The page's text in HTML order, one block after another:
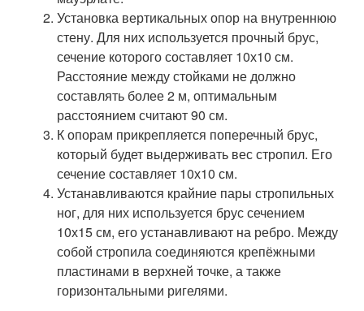
Установка вертикальных опор на внутреннюю
стену. Для них используется прочный брус,
сечение которого составляет 10х10 см.
Расстояние между стойками не должно
составлять более 2 м, оптимальным
расстоянием считают 90 см.
К опорам прикрепляется поперечный брус,
который будет выдерживать вес стропил. Его
сечение составляет 10х10 см.
Устанавливаются крайние пары стропильных
ног, для них используется брус сечением
10х15 см, его устанавливают на ребро. Между
собой стропила соединяются крепёжными
пластинами в верхней точке, а также
горизонтальными ригелями.